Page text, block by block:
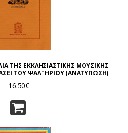
ΤΗΣ ΕΚΚΛΗΣΙΑΣΤΙΚΗΣ ΜΟΥΣΙΚΗΣ
ΤΟΥ ΨΑΛΤΗΡΙΟΥ (ΑΝΑΤΥΠΩΣΗ)
16.50€